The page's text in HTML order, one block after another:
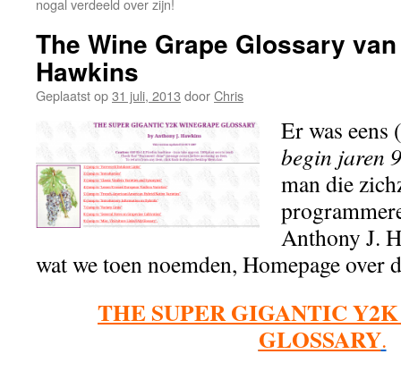
nogal verdeeld over zijn!
The Wine Grape Glossary
Hawkins
Geplaatst op31 juli, 2013 doorChris
Er was eens (
begin jaren
man die
Anthony J.
wat we toen noemden, Homepage over
THE SUPER GIGANTIC
GLOSSARY.